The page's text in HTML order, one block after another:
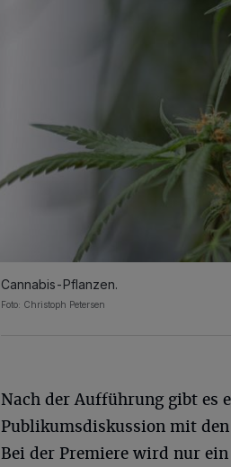
Cannabis-Pflanzen.
Foto: Christoph Petersen
Nach der Aufführung gibt es
Publikumsdiskussion mit
Bei der Premiere wird nur